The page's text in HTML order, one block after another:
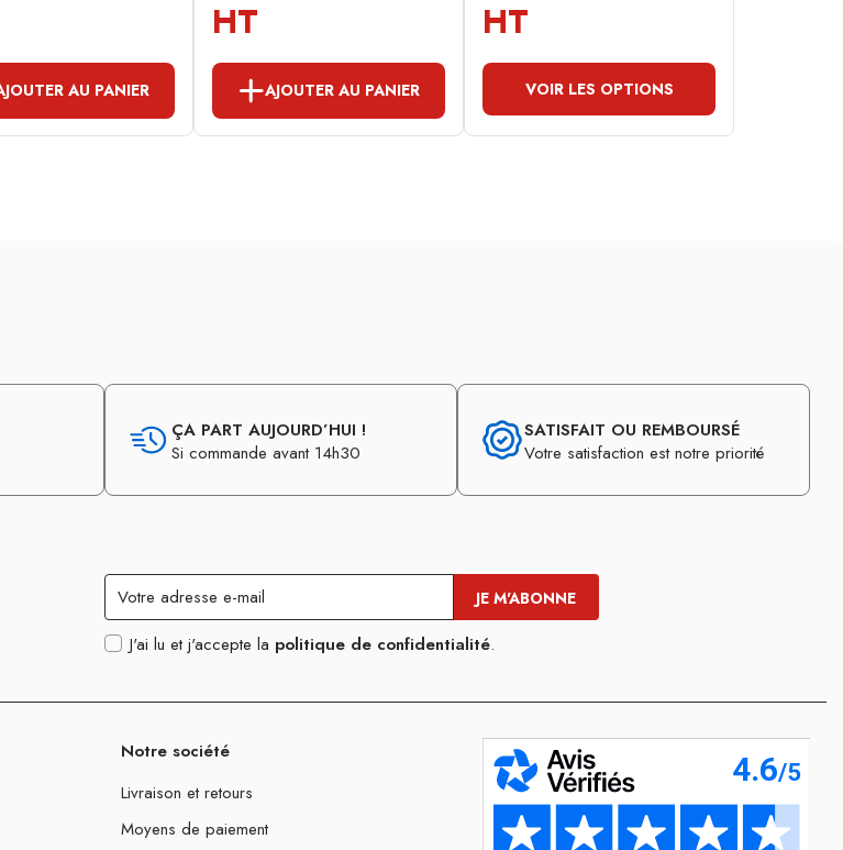
AU PANIER
HT
AJOUTER AU PANIER
HT
VOIR LES OPTIONS
ÇA PART AUJOURD’HUI !
Si commande avant 14h30
SATISFAIT OU REMBOURSÉ
Votre satisfaction est notre priorité
J'ai lu et j'accepte la politique de confidentialité.
Notre société
Livraison et retours
Moyens de paiement